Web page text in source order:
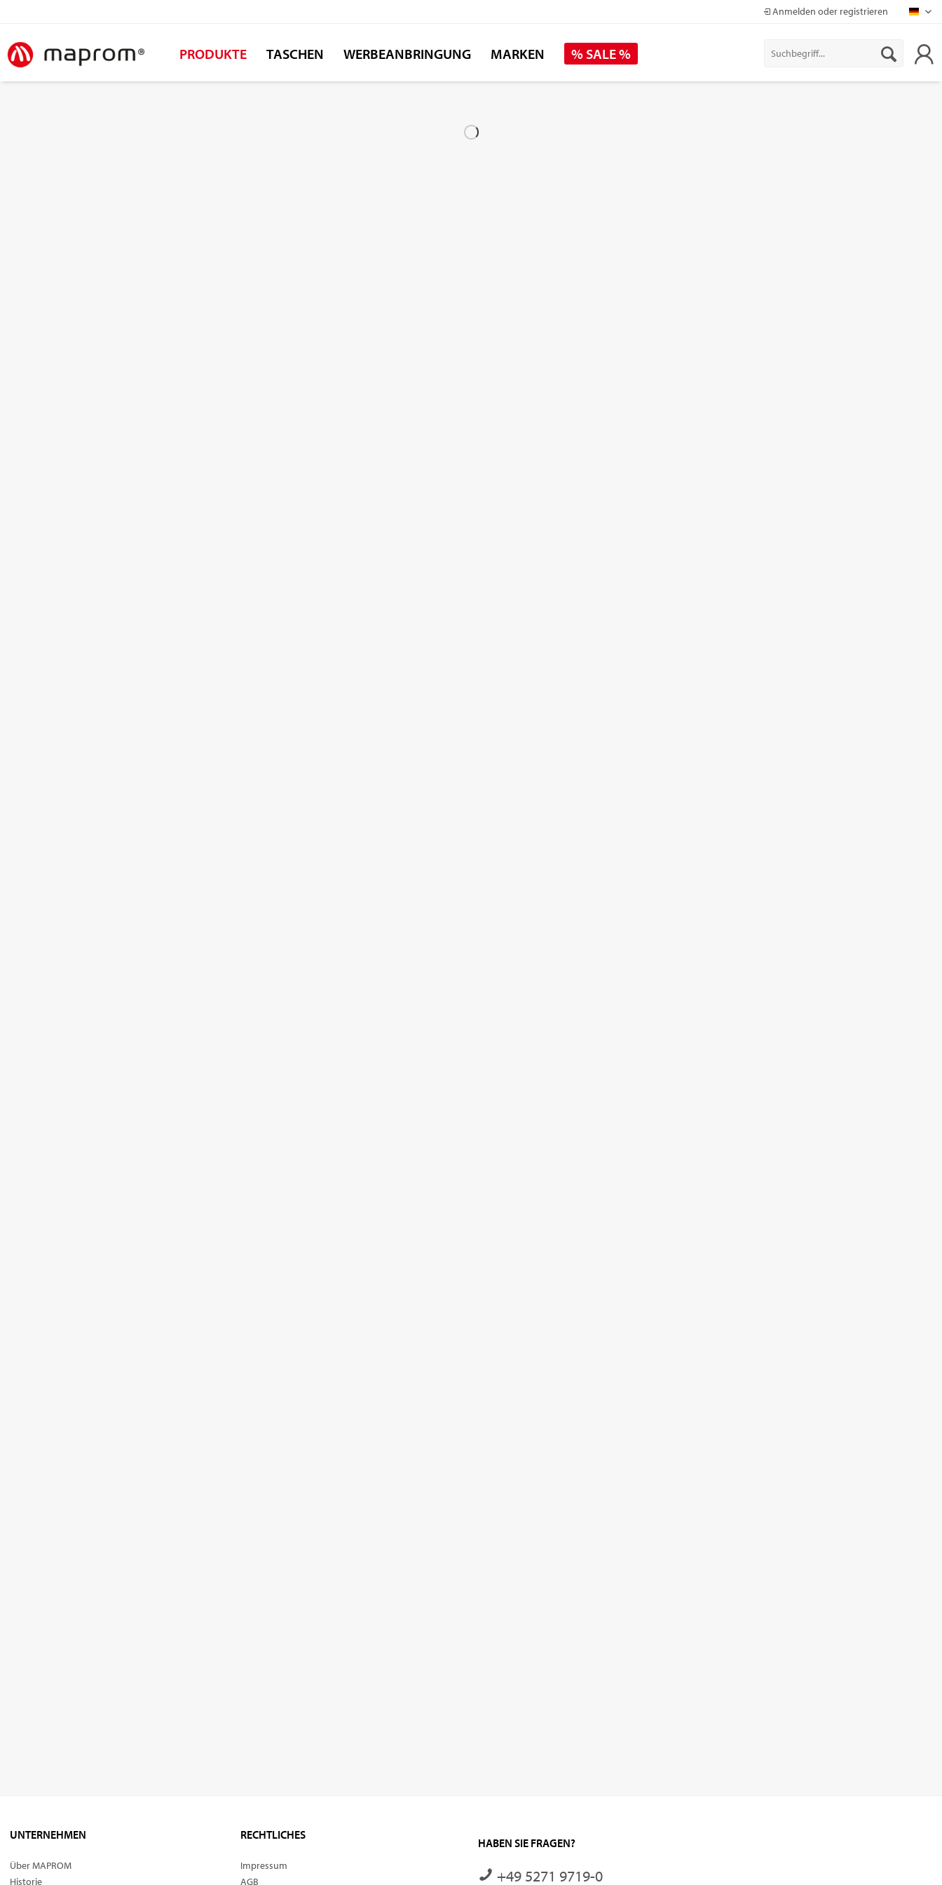
Anmelden oder registrieren
PRODUKTE TASCHEN WERBEANBRINGUNG MARKEN % SALE %
UNTERNEHMEN
Über MAPROM
Historie
RECHTLICHES
Impressum
AGB
HABEN SIE FRAGEN?
+49 5271 9719-0